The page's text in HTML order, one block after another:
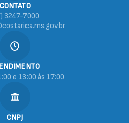
CONTATO
3247-7000
e 13:00 às 17:00
CNPJ